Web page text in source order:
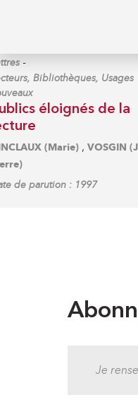
-
Bibliothèques, Usages
éloignés de la
(Marie), VOSGIN
de parution : 1997